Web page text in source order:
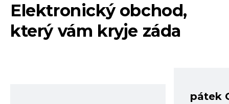
Elektronický obchod,
který vám kryje záda
pátek